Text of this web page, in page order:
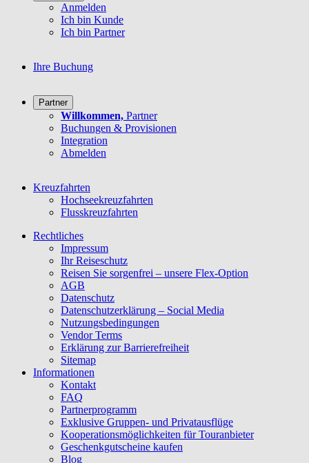
Anmelden
Ich bin Kunde
Ich bin Partner
Ihre Buchung
Partner
Willkommen, Partner
Buchungen & Provisionen
Integration
Abmelden
Kreuzfahrten
Hochseekreuzfahrten
Flusskreuzfahrten
Rechtliches
Impressum
Ihr Reiseschutz
Reisen Sie sorgenfrei – unsere Flex-Option
AGB
Datenschutz
Datenschutzerklärung – Social Media
Nutzungsbedingungen
Vendor Terms
Erklärung zur Barrierefreiheit
Sitemap
Informationen
Kontakt
FAQ
Partnerprogramm
Exklusive Gruppen- und Privatausflüge
Kooperationsmöglichkeiten für Touranbieter
Geschenkgutscheine kaufen
Blog